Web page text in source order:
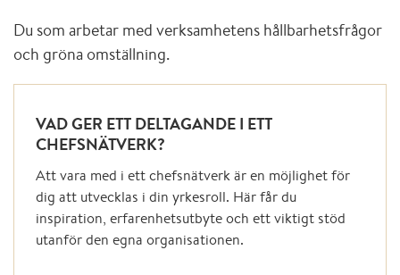
Du som arbetar med verksamhetens hållbarhetsfrågor
och gröna omställning.
VAD GER ETT DELTAGANDE I ETT
CHEFSNÄTVERK?
Att vara med i ett chefsnätverk är en möjlighet för
dig att utvecklas i din yrkesroll. Här får du
inspiration, erfarenhetsutbyte och ett viktigt stöd
utanför den egna organisationen.